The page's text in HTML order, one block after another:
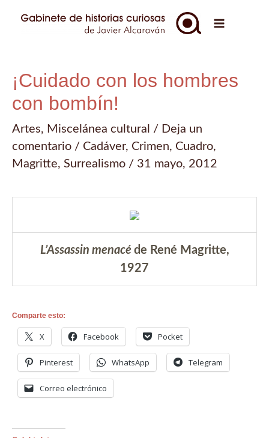
¡Cuidado con los hombres
con bombín!
Artes, Miscelánea cultural / Deja un
comentario / Cadáver, Crimen, Cuadro,
Magritte, Surrealismo / 31 mayo, 2012
L’Assassin menacé de René Magritte,
1927
Comparte esto:
X Facebook Pocket
Pinterest WhatsApp Telegram
Correo electrónico